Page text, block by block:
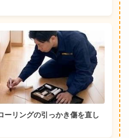
ーリングの引っかき傷を直し